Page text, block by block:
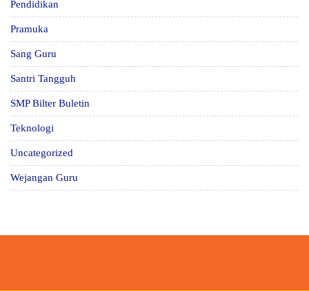
Pendidikan
Pramuka
Sang Guru
Santri Tangguh
SMP Bilter Buletin
Teknologi
Uncategorized
Wejangan Guru